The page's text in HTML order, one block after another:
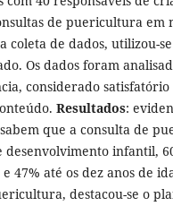
de puericultura em
coleta de dados, utilizou-
Os dados foram
considerado
Resultados:
que a consulta de
desenvolvimento infantil,
47% até os dez anos de
destacou-se o